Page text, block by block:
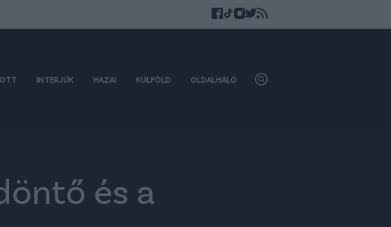
INTERJÚK HAZAI KÜLFÖLD OLDALHÁLÓ
és a